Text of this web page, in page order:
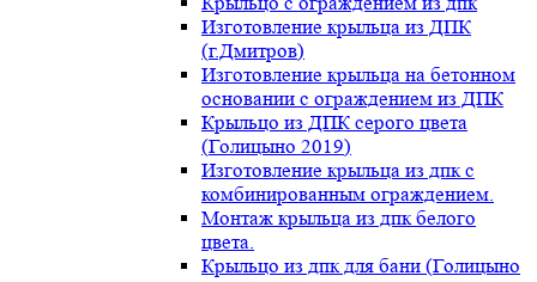
Изготовление крыльца из ДПК
(г.Дмитров)
Изготовление крыльца на бетонном
основании с ограждением из ДПК
Крыльцо из ДПК серого цвета
(Голицыно 2019)
Изготовление крыльца из дпк с
комбинированным ограждением.
Монтаж крыльца из дпк белого
цвета.
Крыльцо из дпк для бани (Голицыно